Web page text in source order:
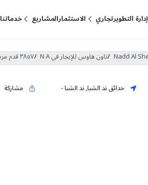
إدارة التطويرتجاري الاستثمارالمشاريع خدماتنا
/تاون هاوس للإيجار في N A /٣٨٥٧ قدم مربع تاون هاوس لـ للايجار في حدائق ند الشبا ، ند الشبا (DP-R-59193)
حدائق ند الشبا,ند الشبا- مشاركة